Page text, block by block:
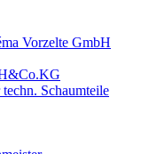
Vorzelte GmbH
Schaumteile